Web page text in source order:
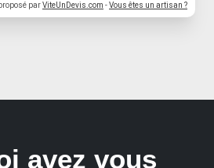
parViteUnDevis.com -Vous êtes un artisan ?
avez vous